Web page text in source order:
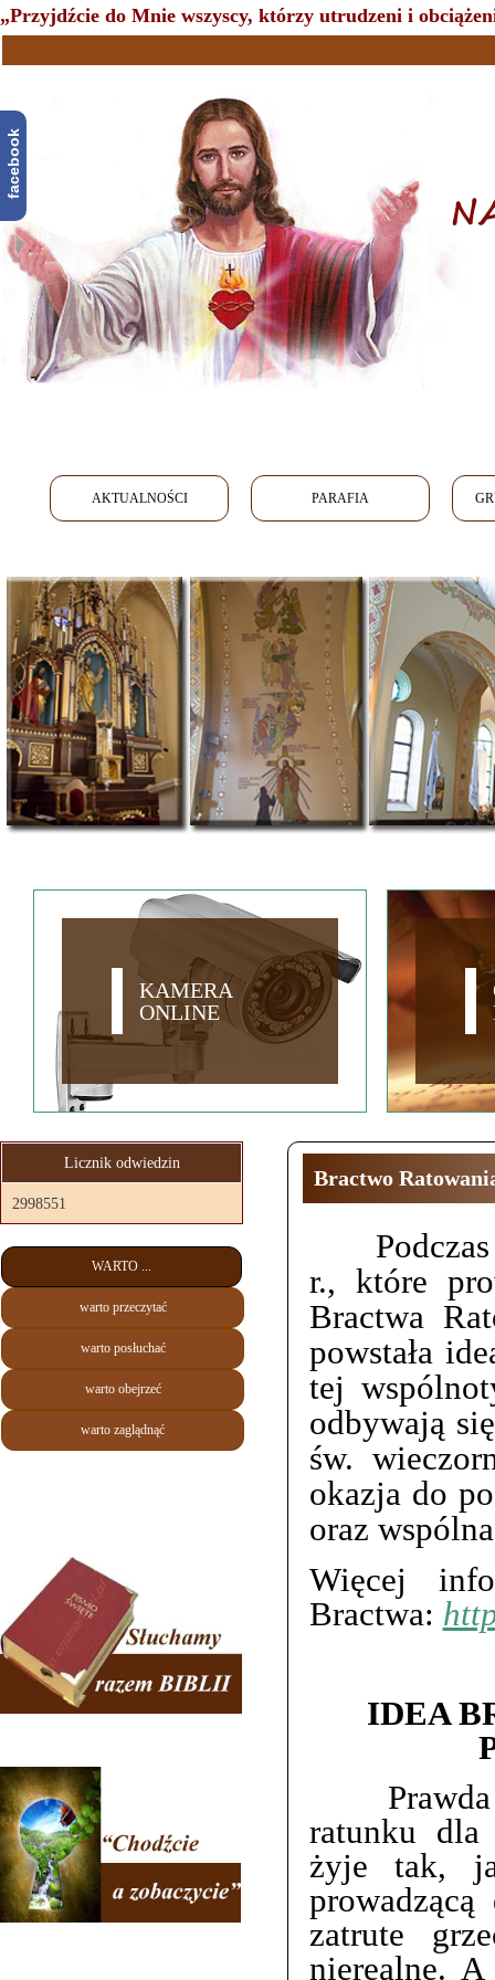
facebook
„Przyjdźcie do Mnie wszyscy, którzy utrudzeni i
AKTUALNOŚCI PARAFIA
KAMERA
ONLINE
Licznik odwiedzin
2998551
WARTO ...
warto przeczytać
warto posłuchać
warto obejrzeć
warto zaglądnąć
Bractwo
r., które
Bractwa
powstała
tej
odbywają
św.
okazja do
oraz
Więcej
Bractwa:
IDEA
Prawda o
ratunku dla
żyje tak,
zatrute
nierealne. A